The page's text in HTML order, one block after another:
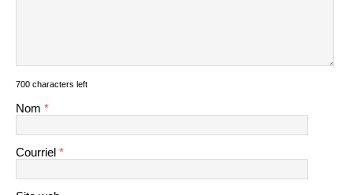
700 characters left
Nom *
Courriel *